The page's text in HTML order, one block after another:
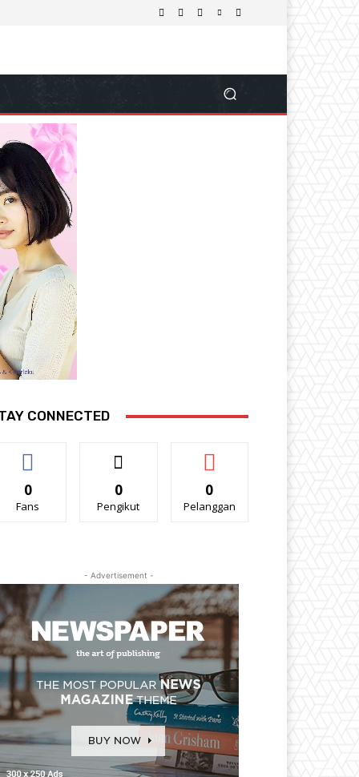
CONNECTED
0
Fans
0
Pengikut
0
Pelanggan
- Advertisement -